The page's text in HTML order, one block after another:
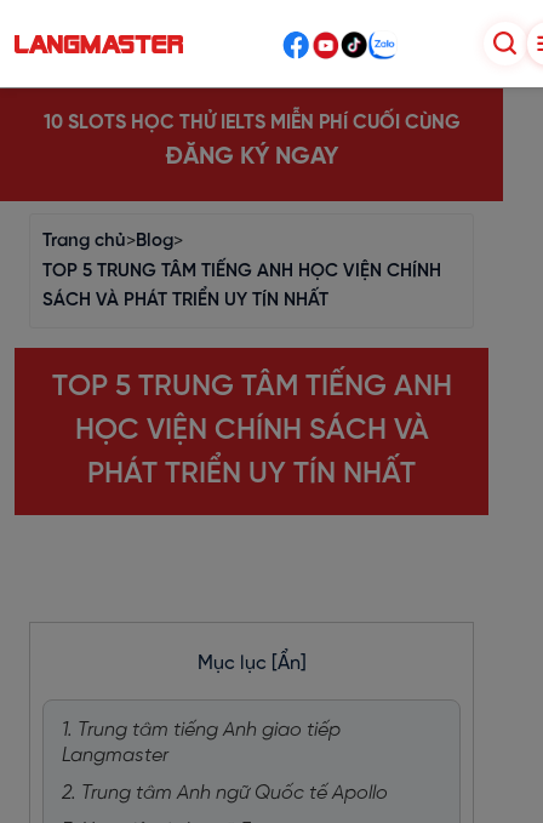
10 SLOTS HỌC THỬ IELTS MIỄN PHÍ CUỐI CÙNG
ĐĂNG KÝ NGAY
Trang chủ>Blog>
TOP 5 TRUNG TÂM TIẾNG ANH HỌC VIỆN CHÍNH
SÁCH VÀ PHÁT TRIỂN UY TÍN NHẤT
TOP 5 TRUNG TÂM TIẾNG ANH
HỌC VIỆN CHÍNH SÁCH VÀ
PHÁT TRIỂN UY TÍN NHẤT
Mục lục [Ẩn]
1. Trung tâm tiếng Anh giao tiếp
Langmaster
2. Trung tâm Anh ngữ Quốc tế Apollo